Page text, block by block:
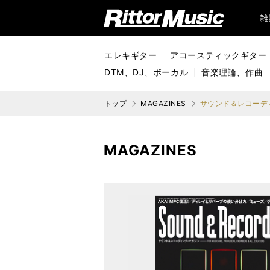
リットーミュージック (Rittor Music)
エレキギター
アコースティックギター
DTM、DJ、ボーカル
音楽理論、作曲
トップ MAGAZINES サウンド＆レコー
MAGAZINES